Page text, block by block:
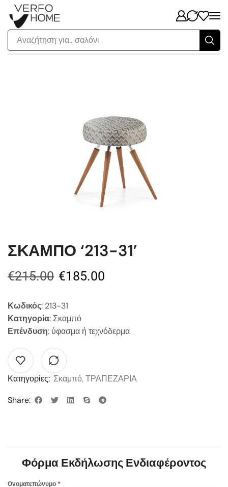
Αναζήτηση για.. σαλόνι
ΣΚΑΜΠΟ ‘213-31’
€215.00 €185.00
Κωδικός: 213-31
Κατηγορία: Σκαμπό
Επένδυση: ύφασμα ή τεχνόδερμα
Κατηγορίες: Σκαμπό, ΤΡΑΠΕΖΑΡΙΑ
Share:
Φόρμα Εκδήλωσης Ενδιαφέροντος
Ονοματεπώνυμο *